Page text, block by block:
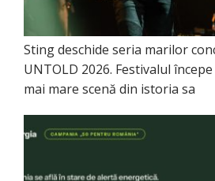
Sting deschide seria marilor
UNTOLD 2026. Festivalul
mai mare scenă din istoria sa